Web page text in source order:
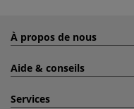
À propos de nous
Aide & conseils
Services